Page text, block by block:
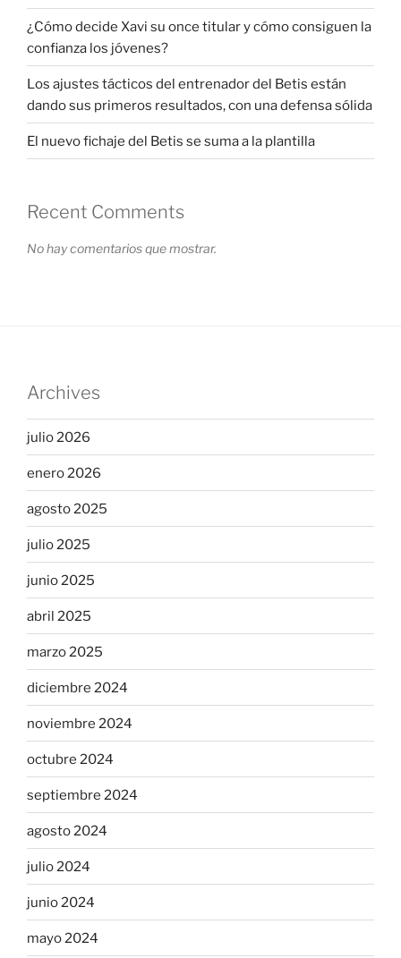
¿Cómo decide Xavi su once titular y cómo consiguen la
confianza los jóvenes?
Los ajustes tácticos del entrenador del Betis están
dando sus primeros resultados, con una defensa sólida
El nuevo fichaje del Betis se suma a la plantilla
Recent Comments
No hay comentarios que mostrar.
Archives
julio 2026
enero 2026
agosto 2025
julio 2025
junio 2025
abril 2025
marzo 2025
diciembre 2024
noviembre 2024
octubre 2024
septiembre 2024
agosto 2024
julio 2024
junio 2024
mayo 2024